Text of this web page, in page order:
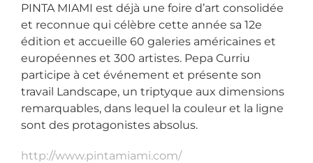
PINTA MIAMI est déjà une foire d’art consolidée
et reconnue qui célèbre cette année sa 12e
édition et accueille 60 galeries américaines et
européennes et 300 artistes. Pepa Curriu
participe à cet événement et présente son
travail Landscape, un triptyque aux dimensions
remarquables, dans lequel la couleur et la ligne
sont des protagonistes absolus.
http://www.pintamiami.com/